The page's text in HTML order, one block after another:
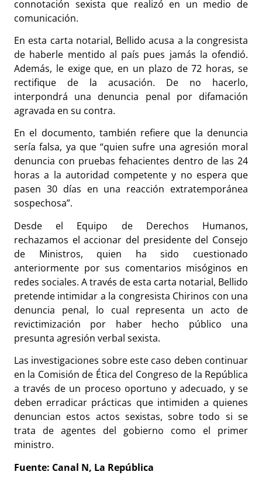
connotación sexista que realizó en un medio de
comunicación.
En esta carta notarial, Bellido acusa a la congresista
de haberle mentido al país pues jamás la ofendió.
Además, le exige que, en un plazo de 72 horas, se
rectifique de la acusación. De no hacerlo,
interpondrá una denuncia penal por difamación
agravada en su contra.
En el documento, también refiere que la denuncia
sería falsa, ya que “quien sufre una agresión moral
denuncia con pruebas fehacientes dentro de las 24
horas a la autoridad competente y no espera que
pasen 30 días en una reacción extratemporánea
sospechosa”.
Desde el Equipo de Derechos Humanos,
rechazamos el accionar del presidente del Consejo
de Ministros, quien ha sido cuestionado
anteriormente por sus comentarios misóginos en
redes sociales. A través de esta carta notarial, Bellido
pretende intimidar a la congresista Chirinos con una
denuncia penal, lo cual representa un acto de
revictimización por haber hecho público una
presunta agresión verbal sexista.
Las investigaciones sobre este caso deben continuar
en la Comisión de Ética del Congreso de la República
a través de un proceso oportuno y adecuado, y se
deben erradicar prácticas que intimiden a quienes
denuncian estos actos sexistas, sobre todo si se
trata de agentes del gobierno como el primer
ministro.
Fuente: Canal N, La República